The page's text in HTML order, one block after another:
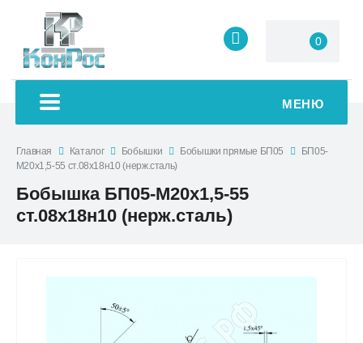
0
МЕНЮ
Главная Каталог Бобышки Бобышки прямые БП05
БП05-
М20х1,5-55 ст.08х18н10 (нерж.сталь)
Бобышка БП05-М20х1,5-55
ст.08х18н10 (нерж.сталь)